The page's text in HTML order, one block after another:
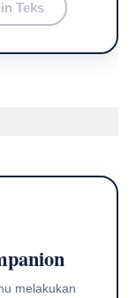
Teks
melakukan